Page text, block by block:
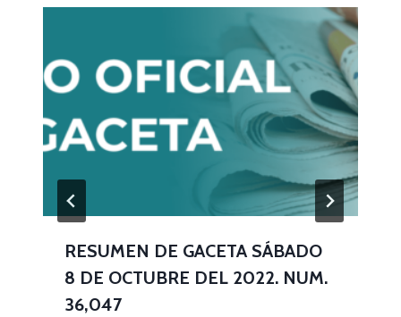
RESUMEN DE GACETA SÁBADO
8 DE OCTUBRE DEL 2022. NUM.
36,047